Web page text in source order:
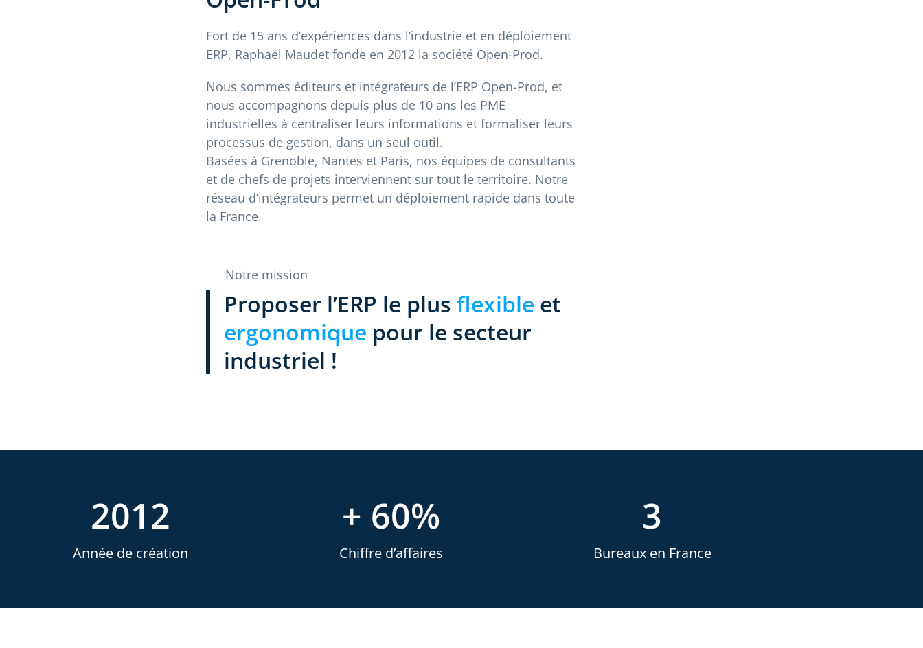
Fort de 15 ans d’expériences dans l’industrie et en déploiement
ERP, Raphaël Maudet fonde en 2012 la société Open-Prod.
Nous sommes éditeurs et intégrateurs de l’ERP Open-Prod, et
nous accompagnons depuis plus de 10 ans les PME
industrielles à centraliser leurs informations et formaliser leurs
processus de gestion, dans un seul outil.
Basées à Grenoble, Nantes et Paris, nos équipes de consultants
et de chefs de projets interviennent sur tout le territoire. Notre
réseau d’intégrateurs permet un déploiement rapide dans toute
la France.
Notre mission
Proposer l’ERP le plus flexible et
ergonomique pour le secteur
industriel !
2012
Année de création
+ 60%
Chiffre d’affaires
3
Bureaux en France